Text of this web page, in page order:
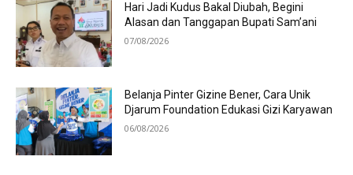
Hari Jadi Kudus Bakal Diubah, Begini
Alasan dan Tanggapan Bupati Sam’ani
07/08/2026
Belanja Pinter Gizine Bener, Cara Unik
Djarum Foundation Edukasi Gizi Karyawan
06/08/2026